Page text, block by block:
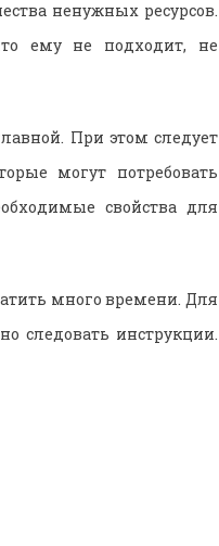
ненужных ресурсов.
ему не подходит, не
При этом следует
могут потребовать
свойства для
много времени. Для
следовать инструкции.